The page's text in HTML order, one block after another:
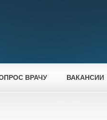
ВРАЧУ ВАКАНСИИ